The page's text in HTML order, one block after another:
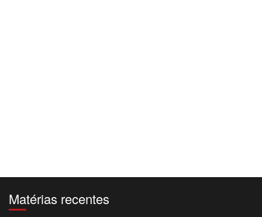
Matérias recentes